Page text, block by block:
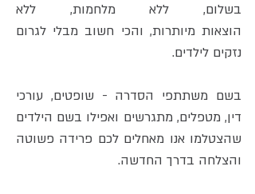
בשלום, ללא מלחמות, ללא
הוצאות מיותרות, והכי חשוב מבלי לגרום
נזקים לילדים.
בשם משתתפי הסדרה - שופטים, עורכי
דין, מטפלים, מתגרשים ואפילו בשם הילדים
שהצטלמו אנו מאחלים לכם פרידה פשוטה
והצלחה בדרך החדשה.